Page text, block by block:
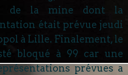
de la mine dont la
était prévue jeudi
à Lille. Finalement, le
bloqué à 99 car une
prévues a